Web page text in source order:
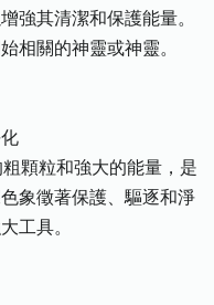
強其清潔和保護能量。
相關的神靈或神靈。
顆粒和強大的能量，是
象徵著保護、驅逐和淨
工具。